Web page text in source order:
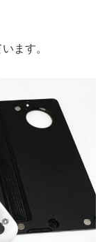
ます。